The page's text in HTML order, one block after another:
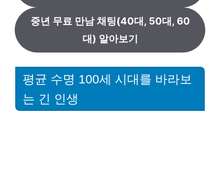
중년 무료 만남 채팅(40대, 50대, 60
대) 알아보기
평균 수명 100세 시대를 바라보
는 긴 인생